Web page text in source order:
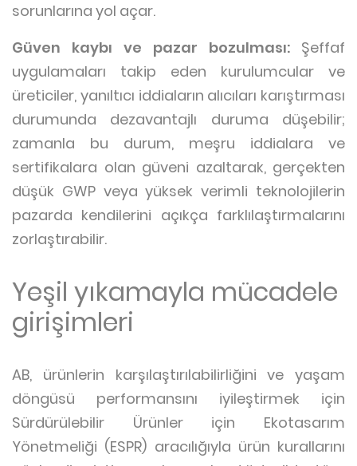
sorunlarına yol açar.
Güven kaybı ve pazar bozulması: Şeffaf
uygulamaları takip eden kurulumcular ve
üreticiler, yanıltıcı iddiaların alıcıları karıştırması
durumunda dezavantajlı duruma düşebilir;
zamanla bu durum, meşru iddialara ve
sertifikalara olan güveni azaltarak, gerçekten
düşük GWP veya yüksek verimli teknolojilerin
pazarda kendilerini açıkça farklılaştırmalarını
zorlaştırabilir.
Yeşil yıkamayla mücadele
girişimleri
AB, ürünlerin karşılaştırılabilirliğini ve yaşam
döngüsü performansını iyileştirmek için
Sürdürülebilir Ürünler için Ekotasarım
Yönetmeliği (ESPR) aracılığıyla ürün kurallarını